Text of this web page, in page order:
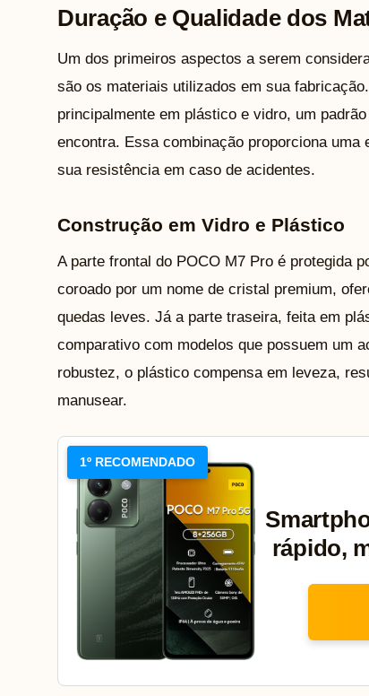
Duração e Qualidade dos
Um dos primeiros aspectos a serem
são os materiais utilizados em sua
principalmente em plástico e vidro, um
encontra. Essa combinação proporciona
sua resistência em caso de acidentes.
Construção em Vidro e Plástico
A parte frontal do POCO M7 Pro é protegida
coroado por um nome de cristal premium,
quedas leves. Já a parte traseira, feita em
comparativo com modelos que possuem um
robustez, o plástico compensa em leveza,
manusear.
1º RECOMENDADO
rápido,